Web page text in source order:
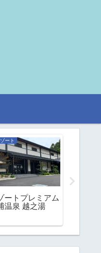
ート
ートプレミアム
温泉 越之湯